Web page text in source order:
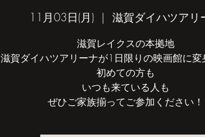
11月03日(月)
  |
滋賀ダイハツアリ
滋賀レイクスの本拠地
滋賀ダイハツアリーナが1日限りの映画館に変
初めての方も
いつも来ている人も
ぜひご家族揃ってご参加ください！